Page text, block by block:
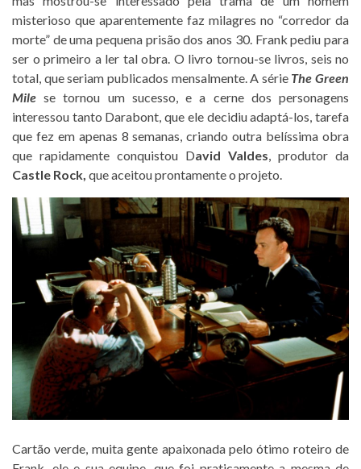
misterioso que aparentemente faz milagres no “corredor da
morte” de uma pequena prisão dos anos 30. Frank pediu para
ser o primeiro a ler tal obra. O livro tornou-se livros, seis no
total, que seriam publicados mensalmente. A série The Green
Mile se tornou um sucesso, e a cerne dos personagens
interessou tanto Darabont, que ele decidiu adaptá-los, tarefa
que fez em apenas 8 semanas, criando outra belíssima obra
que rapidamente conquistou David Valdes, produtor da
Castle Rock, que aceitou prontamente o projeto.
Cartão verde, muita gente apaixonada pelo ótimo roteiro de